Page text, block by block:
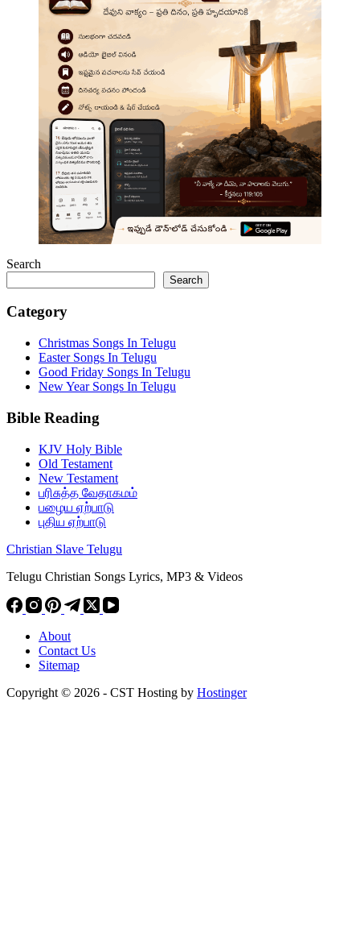
Search
Search
Category
Christmas Songs In Telugu
Easter Songs In Telugu
Good Friday Songs In Telugu
New Year Songs In Telugu
Bible Reading
KJV Holy Bible
Old Testament
New Testament
பரிசுத்த வேதாகமம்
பழைய ஏற்பாடு
புதிய ஏற்பாடு
Christian Slave Telugu
Telugu Christian Songs Lyrics, MP3 & Videos
About
Contact Us
Sitemap
Copyright © 2026 - CST Hosting by Hostinger